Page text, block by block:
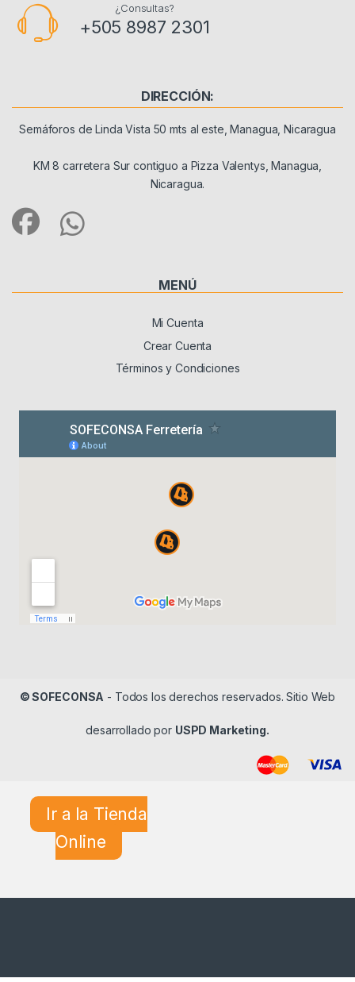
¿Consultas?
+505 8987 2301
DIRECCIÓN:
Semáforos de Linda Vista 50 mts al este, Managua, Nicaragua
KM 8 carretera Sur contiguo a Pizza Valentys, Managua,
Nicaragua.
MENÚ
Mi Cuenta
Crear Cuenta
Términos y Condiciones
© SOFECONSA - Todos los derechos reservados. Sitio Web
desarrollado por USPD Marketing.
Ir a la Tienda
Online